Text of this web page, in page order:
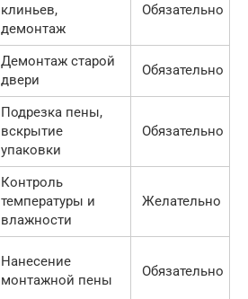
клиньев,
демонтаж
Обязательно
Демонтаж старой
двери
Обязательно
Подрезка пены,
вскрытие
упаковки
Обязательно
Контроль
температуры и
влажности
Желательно
Нанесение
монтажной пены
Обязательно